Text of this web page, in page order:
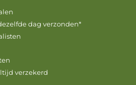
dag verzonden*
verzekerd